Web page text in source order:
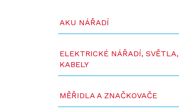
AKU NÁŘADÍ
ELEKTRICKÉ NÁŘADÍ, SVĚTLA,
KABELY
MĚŘIDLA A ZNAČKOVAČE